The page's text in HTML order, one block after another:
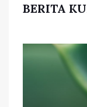
BERITA